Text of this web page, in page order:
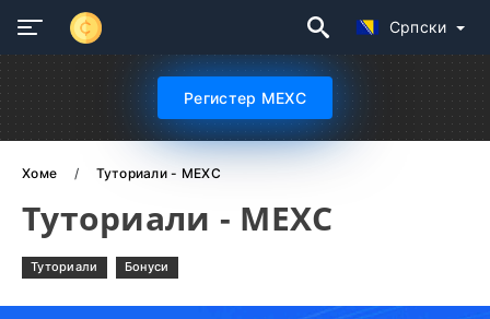
Српски
Регистер MEXC
Хоме Туториали - MEXC
Туториали - MEXC
Туториали Бонуси